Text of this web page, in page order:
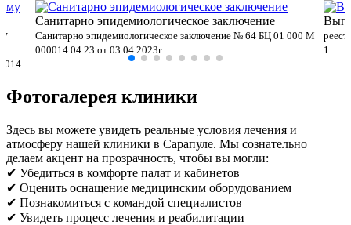
Санитарно эпидемиологическое заключение
Санитарно эпидемиологическое заключение № 64 БЦ 01 000 М
000014 04 23 от 03.04.2023г.
1
Фотогалерея клиники
Здесь вы можете увидеть реальные условия лечения и
атмосферу нашей клиники в Сарапуле. Мы сознательно
делаем акцент на прозрачность, чтобы вы могли:
✔ Убедиться в комфорте палат и кабинетов
✔ Оценить оснащение медицинским оборудованием
✔ Познакомиться с командой специалистов
✔ Увидеть процесс лечения и реабилитации